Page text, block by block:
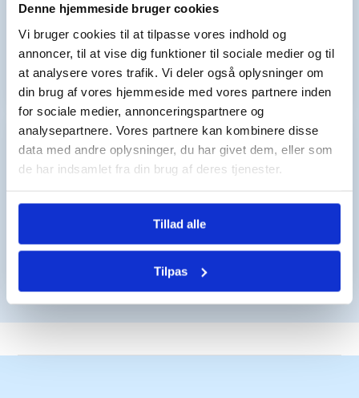
Denne hjemmeside bruger cookies
Vi bruger cookies til at tilpasse vores indhold og
annoncer, til at vise dig funktioner til sociale medier og til
at analysere vores trafik. Vi deler også oplysninger om
din brug af vores hjemmeside med vores partnere inden
for sociale medier, annonceringspartnere og
analysepartnere. Vores partnere kan kombinere disse
data med andre oplysninger, du har givet dem, eller som
de har indsamlet fra din brug af deres tjenester.
Tillad alle
Tilpas
Vi hjælper dig med at finde potentielle boliger, der
matcher dine ønsker og behov.
4. Ingen ubehagelige overraskelser
kan flytte ind i din nye bolig.